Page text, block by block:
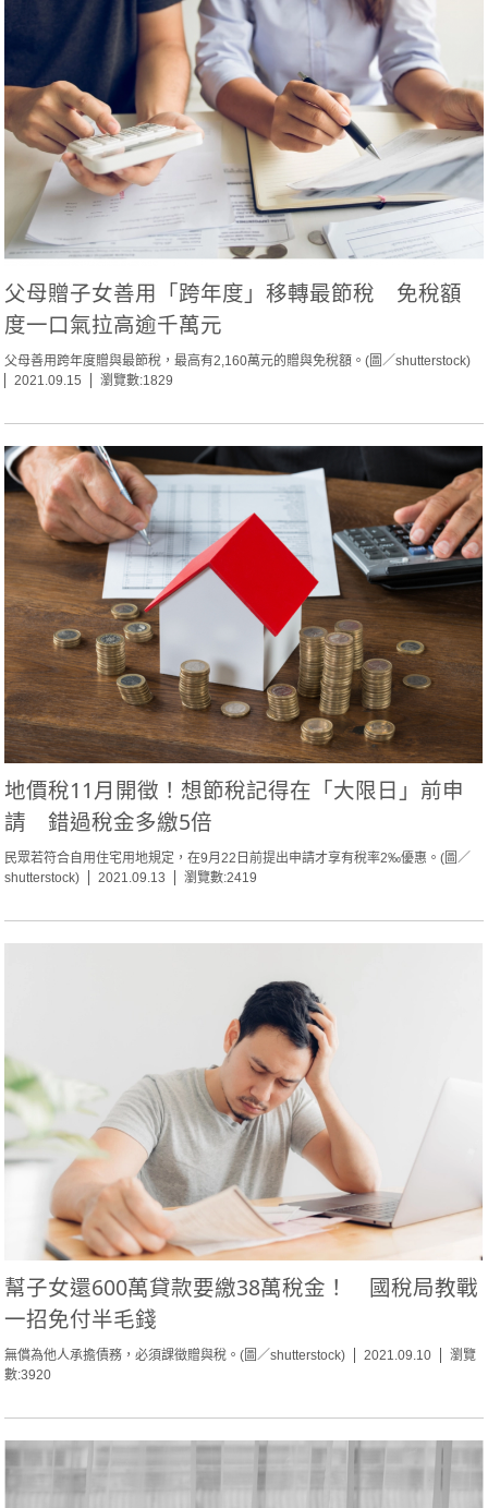
父母贈子女善用「跨年度」移轉最節稅 免稅額
度一口氣拉高逾千萬元
父母善用跨年度贈與最節稅，最高有2,160萬元的贈與免稅額。(圖／shutterstock)
2021.09.15
瀏覽數:1829
地價稅11月開徵！想節稅記得在「大限日」前申
請 錯過稅金多繳5倍
民眾若符合自用住宅用地規定，在9月22日前提出申請才享有稅率2‰優惠。(圖／
shutterstock)
2021.09.13 瀏覽數:2419
幫子女還600萬貸款要繳38萬稅金！ 國稅局教戰
一招免付半毛錢
無償為他人承擔債務，必須課徵贈與稅。(圖／shutterstock) 2021.09.10
瀏覽
數:3920